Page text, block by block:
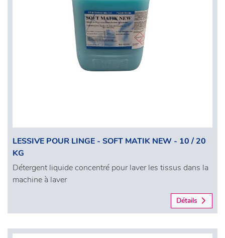
LESSIVE POUR LINGE - SOFT MATIK NEW - 10 / 20
KG
Détergent liquide concentré pour laver les tissus dans la
machine à laver
Détails